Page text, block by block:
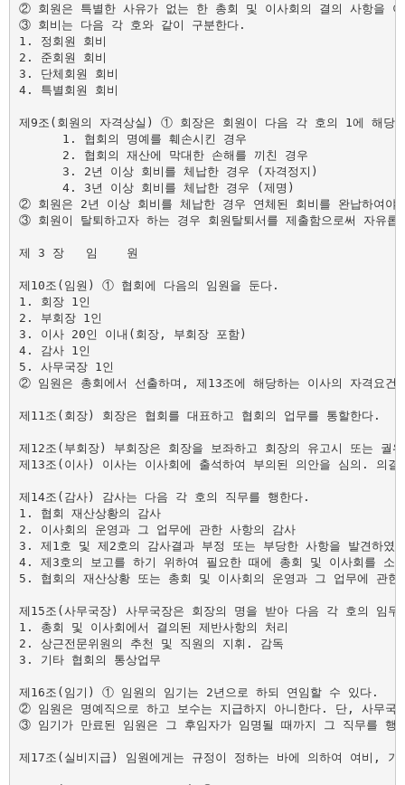
② 회원은 특별한 사유가 없는 한 총회 및 이사회의 결의 사항을
③ 회비는 다음 각 호와 같이 구분한다.
1. 정회원 회비
2. 준회원 회비
3. 단체회원 회비
4. 특별회원 회비
제9조(회원의 자격상실) ① 회장은 회원이 다음 각 호의 1에 해당
      1. 협회의 명예를 훼손시킨 경우
      2. 협회의 재산에 막대한 손해를 끼친 경우
      3. 2년 이상 회비를 체납한 경우 (자격정지)
      4. 3년 이상 회비를 체납한 경우 (제명)
② 회원은 2년 이상 회비를 체납한 경우 연체된 회비를 완납하여
③ 회원이 탈퇴하고자 하는 경우 회원탈퇴서를 제출함으로써 자유
제 3 장   임    원
제10조(임원) ① 협회에 다음의 임원을 둔다.
1. 회장 1인
2. 부회장 1인
3. 이사 20인 이내(회장, 부회장 포함)
4. 감사 1인
5. 사무국장 1인
② 임원은 총회에서 선출하며, 제13조에 해당하는 이사의 자격요
제11조(회장) 회장은 협회를 대표하고 협회의 업무를 통할한다.
제12조(부회장) 부회장은 회장을 보좌하고 회장의 유고시 또는 궐
제13조(이사) 이사는 이사회에 출석하여 부의된 의안을 심의. 의
제14조(감사) 감사는 다음 각 호의 직무를 행한다.
1. 협회 재산상황의 감사
2. 이사회의 운영과 그 업무에 관한 사항의 감사
3. 제1호 및 제2호의 감사결과 부정 또는 부당한 사항을 발견하였
4. 제3호의 보고를 하기 위하여 필요한 때에 총회 및 이사회를 소
5. 협회의 재산상황 또는 총회 및 이사회의 운영과 그 업무에 관한
제15조(사무국장) 사무국장은 회장의 명을 받아 다음 각 호의 임무
1. 총회 및 이사회에서 결의된 제반사항의 처리
2. 상근전문위원의 추천 및 직원의 지휘. 감독
3. 기타 협회의 통상업무
제16조(임기) ① 임원의 임기는 2년으로 하되 연임할 수 있다.
② 임원은 명예직으로 하고 보수는 지급하지 아니한다. 단, 사무국
③ 임기가 만료된 임원은 그 후임자가 임명될 때까지 그 직무를
제17조(실비지급) 임원에게는 규정이 정하는 바에 의하여 여비,